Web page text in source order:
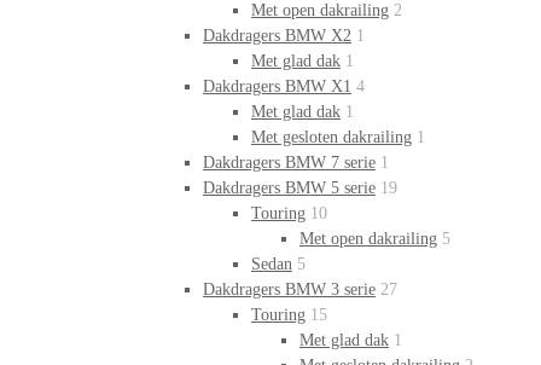
Met open dakrailing 2
Dakdragers BMW X2 1
Met glad dak 1
Dakdragers BMW X1 4
Met glad dak 1
Met gesloten dakrailing 1
Dakdragers BMW 7 serie 1
Dakdragers BMW 5 serie 19
Touring 10
Met open dakrailing 5
Sedan 5
Dakdragers BMW 3 serie 27
Touring 15
Met glad dak 1